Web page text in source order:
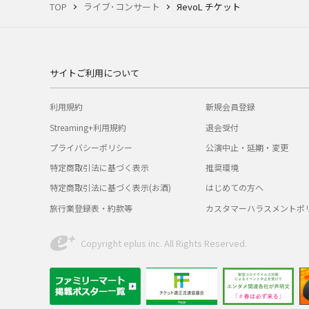
TOP ライブ･コンサート ЯevoL チケット
サイトご利用について
利用規約
Streaming+利用規約
プライバシーポリシー
特定商取引法に基づく表示
特定商取引法に基づく表示(お酒)
旅行業登録表・約款等
新規会員登録
退会受付
公演中止・延期・変更
推奨環境
はじめての方へ
カスタマーハラスメントポ
Copyright eplus inc. All Rights Reserved.